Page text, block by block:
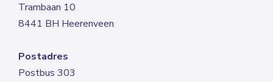
Trambaan 10
8441 BH Heerenveen
Postadres
Postbus 303